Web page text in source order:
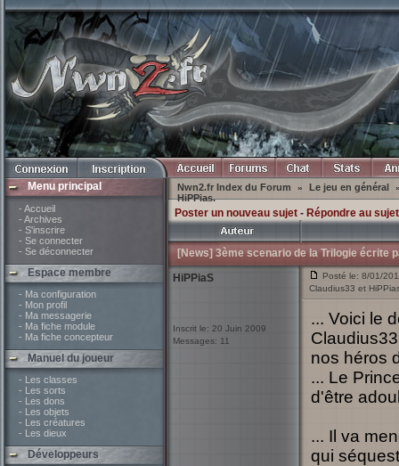
Menu principal
- Accueil
- Archives
- S'inscrire
- Se connecter
- Se déconnecter
Espace membre
- Ma configuration
- Mon profil
- Ma messagerie
- Ma fiche module
- Ma fiche concepteur
Manuel du joueur
- Les classes
- Les sorts
- Les dons
- Les objets
- Les créatures
- Les dieux
Développeurs
Nwn2.fr Index du Forum » Le jeu en général
HiPPias.
Poster un nouveau sujet- Répondre au sujet
[News] 3ème scenario de la Trilogie écrite
HiPPiaS
Inscrit le: 20 Juin 2009
Messages: 11
Posté le: 8/01/
Claudius33 et
... Voici le
nos héros
... Le
d'être
... Il va
qui